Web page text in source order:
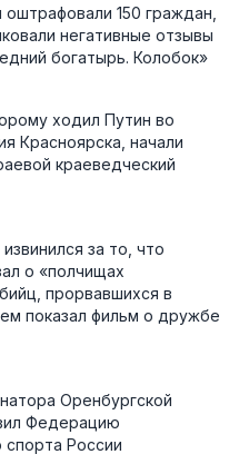
150 граждан,
негативные отзывы
богатырь. Колобок»
ходил Путин во
Красноярска, начали
краеведческий
за то, что
о «полчищах
прорвавшихся в
показал фильм о дружбе
Оренбургской
Федерацию
спорта России